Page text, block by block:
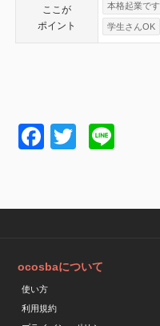
ここが
ポイント
本格起業です
学生さんOK
Facebook
Twitter
ocosbaについて
使い方
利用規約